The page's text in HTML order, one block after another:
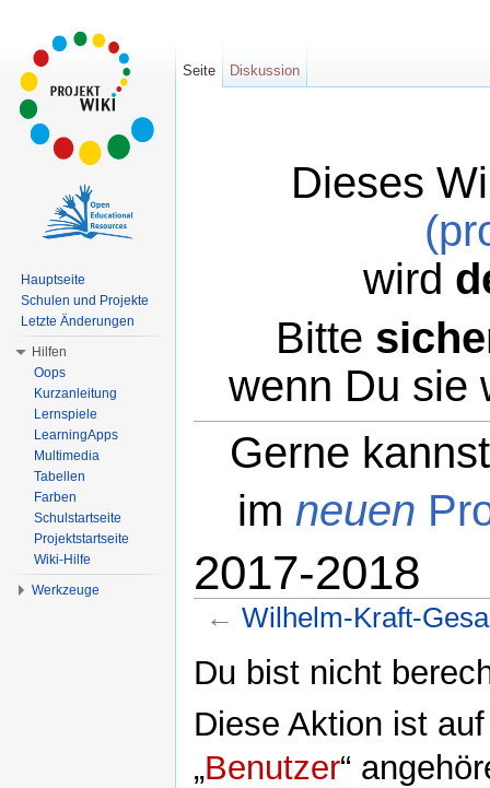
Dieses
wird
Bitte
wenn Du sie
Gerne
im neuen
2017-2018
← Wilhelm-Kraft-
Du bist nicht
Diese Aktion ist
„Benutzer“
Seite Diskussion
Hauptseite
Schulen und Projekte
Letzte Änderungen
Hilfen
Oops
Kurzanleitung
Lernspiele
LearningApps
Multimedia
Tabellen
Farben
Schulstartseite
Projektstartseite
Wiki-Hilfe
Werkzeuge